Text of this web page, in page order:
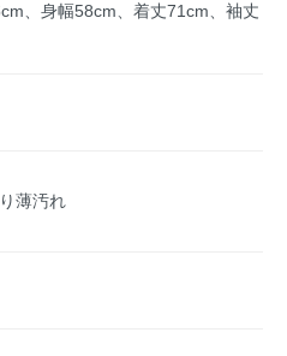
、身幅58cm、着丈71cm、袖丈
薄汚れ